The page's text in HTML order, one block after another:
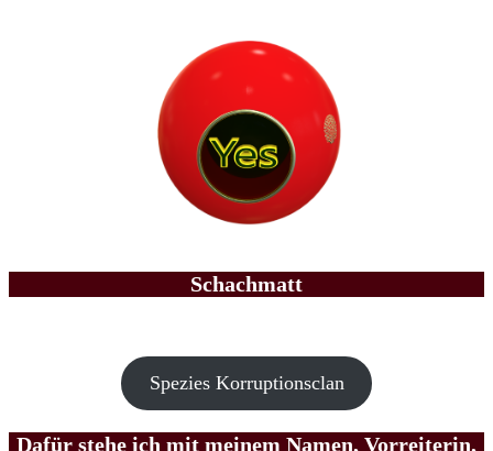
Schachmatt
Spezies Korruptionsclan
Dafür stehe ich mit meinem Namen, Vorreiterin,